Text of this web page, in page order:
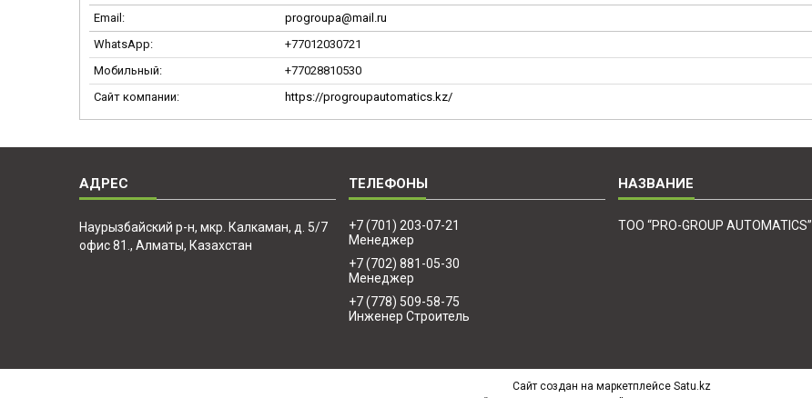
progroupa@mail.ru
+77012030721
Мобильный
+77028810530
https://progroupautomatics.kz/
Наурызбайский р-н, мкр. Калкаман, д. 5/7
офис 81., Алматы, Казахстан
+7 (701) 203-07-21
Менеджер
+7 (702) 881-05-30
Менеджер
+7 (778) 509-58-75
Инженер Строитель
ТОО “PRO-GROUP AUTOMATICS”
Сайт создан на маркетплейсе Satu.kz